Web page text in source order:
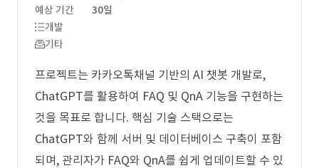
예상 기간
30일
개발
기타
프로젝트는 카카오톡채널 기반의 AI 챗봇 개발로,
ChatGPT를 활용하여 FAQ 및 QnA 기능을 구현하는
것을 목표로 합니다. 핵심 기술 스택으로는
ChatGPT와 함께 서버 및 데이터베이스 구축이 포함
되며, 관리자가 FAQ와 QnA를 쉽게 업데이트할 수 있